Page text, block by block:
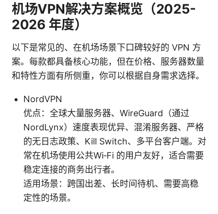
机场VPN解决方案概览（2025-
2026 年度）
以下是常见的、在机场场景下口碑较好的 VPN 方
案。每款都具备核心功能，但在价格、服务器数量
和特性方面有所侧重，你可以根据自身需求选择。
NordVPN
优点：全球大量服务器、WireGuard（通过
NordLynx）速度表现优异、混淆服务器、严格
的无日志政策、Kill Switch、多平台客户端。对
常在机场使用公共Wi‑Fi 的用户友好，适合需要
稳定连接的商务出行者。
适用场景：跨国出差、长时间待机、需要高稳
定性的场景。